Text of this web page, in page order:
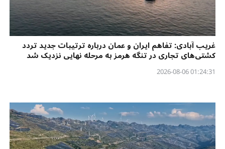
غریب آبادی: تفاهم ایران و عمان درباره ترتیبات جدید تردد
کشتی‌های تجاری در تنگه هرمز به مرحله نهایی نزدیک شد
01:24:31 2026-08-06